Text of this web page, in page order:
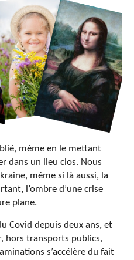
même en le mettant
dans un lieu clos. Nous
même si là aussi, la
l’ombre d’une crise
plane.
Covid depuis deux ans, et
hors transports publics,
s’accélère du fait